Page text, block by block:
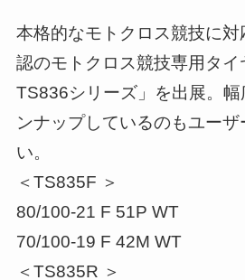
本格的なモトクロス競技に
認のモトクロス競技専用タイ
TS836シリーズ」を出展。幅
ンナップしているのもユー
い。
＜TS835F ＞
80/100-21 F 51P WT
70/100-19 F 42M WT
＜TS835R ＞